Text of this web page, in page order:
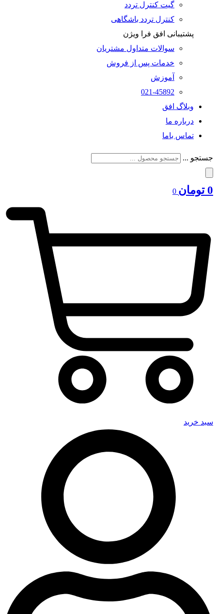
گیت کنترل تردد
کنترل تردد باشگاهی
پشتیبانی افق فرا ویژن
سوالات متداول مشتریان
خدمات پس از فروش
آموزش
021-45892
وبلاگ افق
درباره ما
تماس باما
جستجو ...
0 تومان 0
سبد خرید